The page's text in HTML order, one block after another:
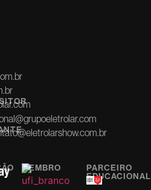
MEMBRO
PARCEIRO
EDUCACIONAL